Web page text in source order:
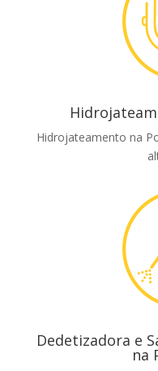
Hidrojateamento na
Dedetizadora e
na